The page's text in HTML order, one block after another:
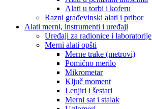
Alati u torbi i koferu
Razni građevinski alati i pribor
Alati merni, instrumenti i uređaji
Uređaji za radionice i laboratorije
Merni alati opšti
Merne trake (metrovi)
Pomično merilo
Mikrometar
Ključ moment
Lenjiri i šestari
Merni sat i stalak